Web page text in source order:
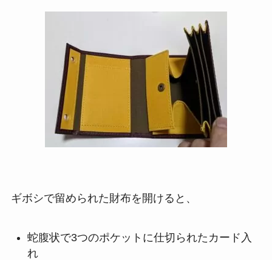
ギボシで留められた財布を開けると、
蛇腹状で3つのポケットに仕切られたカード入
れ